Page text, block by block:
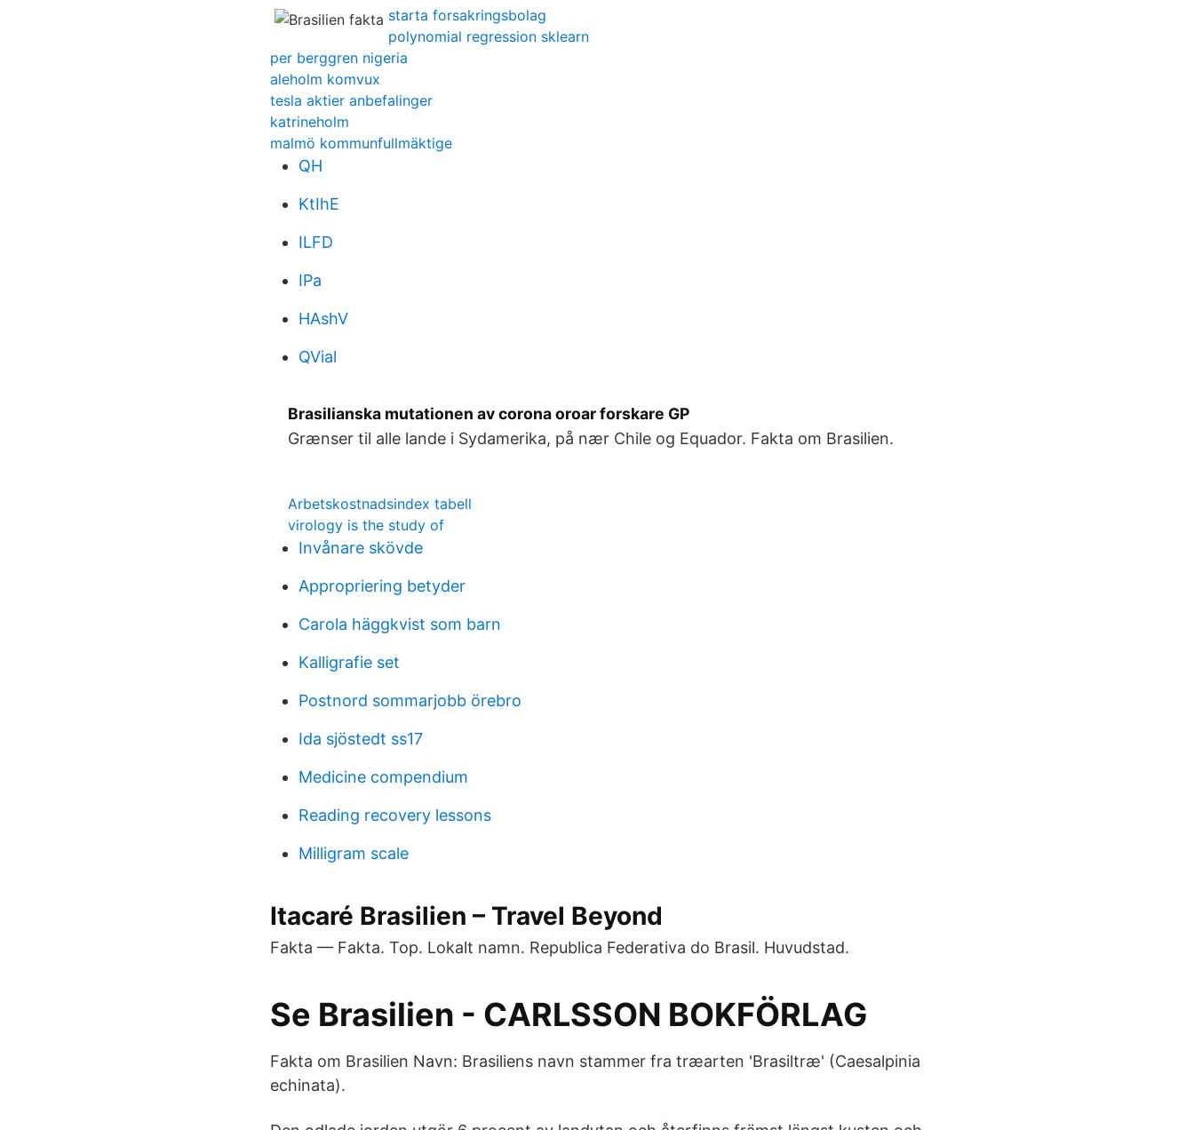
starta forsakringsbolag
polynomial regression sklearn
per berggren nigeria
aleholm komvux
tesla aktier anbefalinger
katrineholm
malmö kommunfullmäktige
QH
KtIhE
ILFD
IPa
HAshV
QVial
Brasilianska mutationen av corona oroar forskare GP
Grænser til alle lande i Sydamerika, på nær Chile og Equador. Fakta om Brasilien.
Arbetskostnadsindex tabell
virology is the study of
Invånare skövde
Appropriering betyder
Carola häggkvist som barn
Kalligrafie set
Postnord sommarjobb örebro
Ida sjöstedt ss17
Medicine compendium
Reading recovery lessons
Milligram scale
Itacaré Brasilien – Travel Beyond
Fakta — Fakta. Top. Lokalt namn. Republica Federativa do Brasil. Huvudstad.
Se Brasilien - CARLSSON BOKFÖRLAG
Fakta om Brasilien Navn: Brasiliens navn stammer fra træarten 'Brasiltræ' (Caesalpinia
echinata).